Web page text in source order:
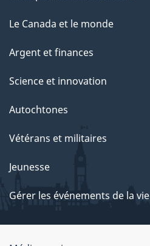
Le Canada et le monde
Argent et finances
Science et innovation
Autochtones
Vétérans et militaires
Jeunesse
Gérer les événements de la vie